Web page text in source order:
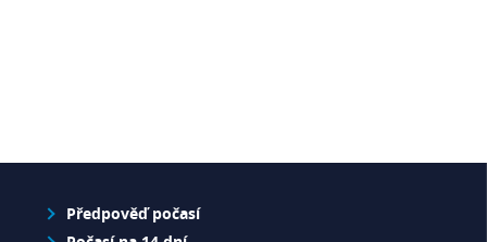
Předpověď počasí